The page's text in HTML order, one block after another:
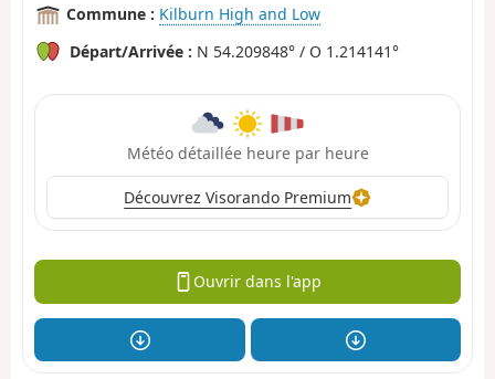
Commune : Kilburn High and Low
Départ/Arrivée : N 54.209848° / O 1.214141°
Météo détaillée heure par heure
Découvrez Visorando Premium
Ouvrir dans l'app